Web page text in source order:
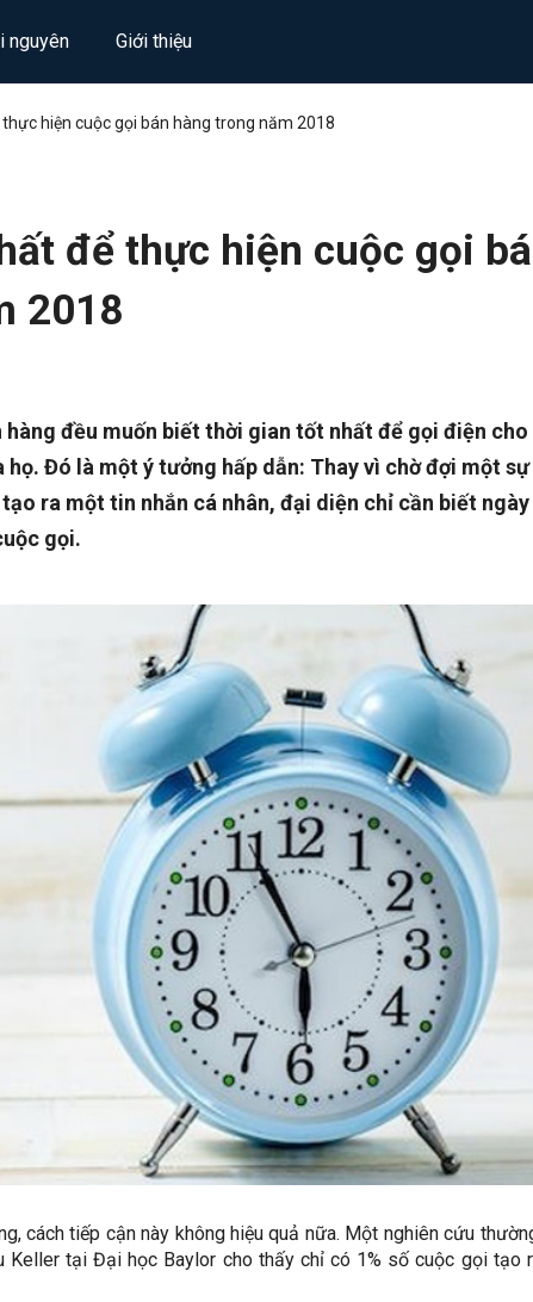
nguyên Giới thiệu
hiện cuộc gọi bán hàng trong năm 2018
để thực hiện cuộc gọi
2018
hàng đều muốn biết thời gian tốt nhất để gọi điện cho
họ. Đó là một ý tưởng hấp dẫn: Thay vì chờ đợi một
ra một tin nhắn cá nhân, đại diện chỉ cần biết ngày
gọi.
cách tiếp cận này không hiệu quả nữa. Một nghiên cứu
Keller tại Đại học Baylor cho thấy chỉ có 1% số cuộc gọi tạo